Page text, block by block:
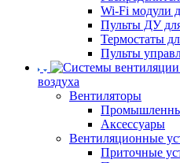
Wi-Fi модули
Пульты ДУ
Термостаты
Пульты
воздуха
Вентиляторы
Аксессуары
Вентиляционные
Приточные